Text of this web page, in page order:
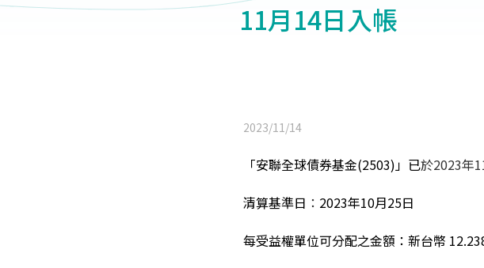
11月14日入帳
2023/11/14
「安聯全球債券基金(2503)」已於2023年
清算基準日 ： 2023年10月25日
每受益權單位可分配之金額： 新台幣